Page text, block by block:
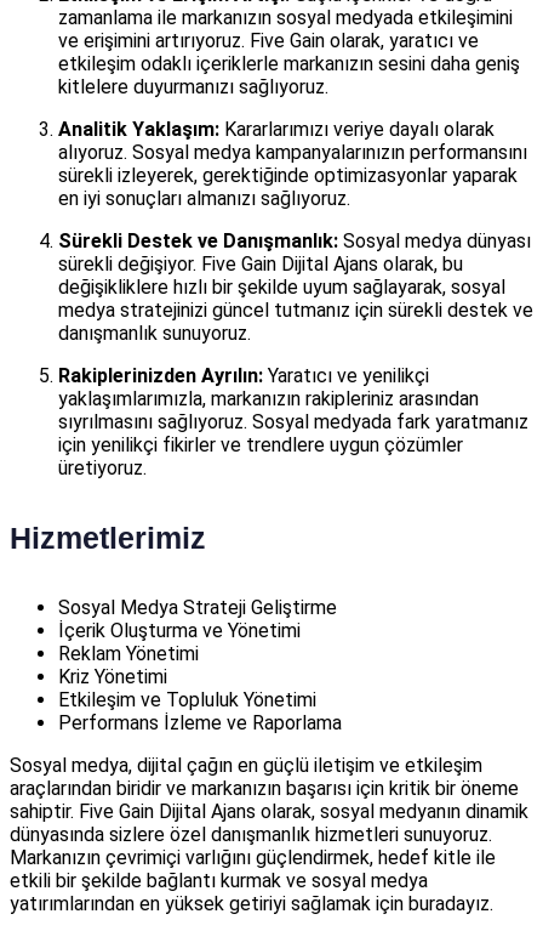
zamanlama ile markanızın sosyal medyada etkileşimini
ve erişimini artırıyoruz. Five Gain olarak, yaratıcı ve
etkileşim odaklı içeriklerle markanızın sesini daha geniş
kitlelere duyurmanızı sağlıyoruz.
Analitik Yaklaşım: Kararlarımızı veriye dayalı olarak
alıyoruz. Sosyal medya kampanyalarınızın performansını
sürekli izleyerek, gerektiğinde optimizasyonlar yaparak
en iyi sonuçları almanızı sağlıyoruz.
Sürekli Destek ve Danışmanlık: Sosyal medya dünyası
sürekli değişiyor. Five Gain Dijital Ajans olarak, bu
değişikliklere hızlı bir şekilde uyum sağlayarak, sosyal
medya stratejinizi güncel tutmanız için sürekli destek ve
danışmanlık sunuyoruz.
Rakiplerinizden Ayrılın: Yaratıcı ve yenilikçi
yaklaşımlarımızla, markanızın rakipleriniz arasından
sıyrılmasını sağlıyoruz. Sosyal medyada fark yaratmanız
için yenilikçi fikirler ve trendlere uygun çözümler
üretiyoruz.
Hizmetlerimiz
Sosyal Medya Strateji Geliştirme
İçerik Oluşturma ve Yönetimi
Reklam Yönetimi
Kriz Yönetimi
Etkileşim ve Topluluk Yönetimi
Performans İzleme ve Raporlama
Sosyal medya, dijital çağın en güçlü iletişim ve etkileşim
araçlarından biridir ve markanızın başarısı için kritik bir öneme
sahiptir. Five Gain Dijital Ajans olarak, sosyal medyanın dinamik
dünyasında sizlere özel danışmanlık hizmetleri sunuyoruz.
Markanızın çevrimiçi varlığını güçlendirmek, hedef kitle ile
etkili bir şekilde bağlantı kurmak ve sosyal medya
yatırımlarından en yüksek getiriyi sağlamak için buradayız.